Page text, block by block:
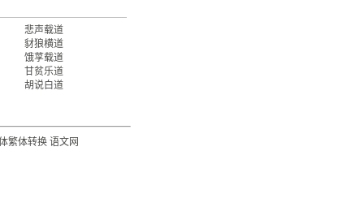
悲声载道
豺狼横道
饿莩载道
甘贫乐道
胡说白道
繁体转换 语文网